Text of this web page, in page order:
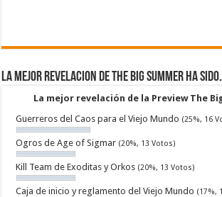
La mejor revelacion de The Big Summer ha
La mejor revelación de la Preview The
Guerreros del Caos para el Viejo Mundo (25%, 16
Ogros de Age of Sigmar (20%, 13 Votos)
Kill Team de Exoditas y Orkos (20%, 13 Votos)
Caja de inicio y reglamento del Viejo Mundo (17%,